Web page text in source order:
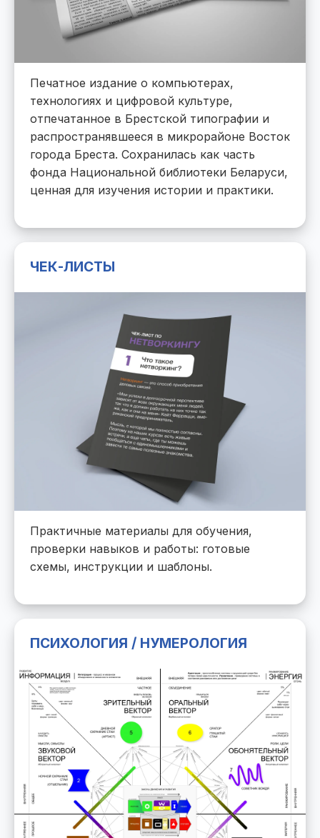
Печатное издание о компьютерах,
технологиях и цифровой культуре,
отпечатанное в Брестской типографии и
распространявшееся в микрорайоне Восток
города Бреста. Сохранилась как часть
фонда Национальной библиотеки Беларуси,
ценная для изучения истории и практики.
ЧЕК-ЛИСТЫ
Практичные материалы для обучения,
проверки навыков и работы: готовые
схемы, инструкции и шаблоны.
ПСИХОЛОГИЯ / НУМЕРОЛОГИЯ